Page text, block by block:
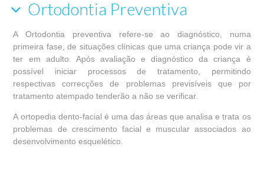
Ortodontia Preventiva
A Ortodontia preventiva refere-se ao diagnóstico, numa
primeira fase, de situações clínicas que uma criança pode vir a
ter em adulto. Após avaliação e diagnóstico da criança é
possível iniciar processos de tratamento, permitindo
respectivas correcções de problemas previsíveis que por
tratamento atempado tenderão a não se verificar.
A ortopedia dento-facial é uma das áreas que analisa e trata os
problemas de crescimento facial e muscular associados ao
desenvolvimento esquelético.